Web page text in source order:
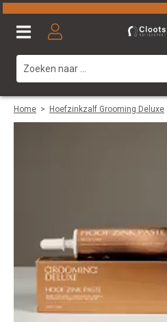
Home > Hoefzinkzalf Grooming Deluxe